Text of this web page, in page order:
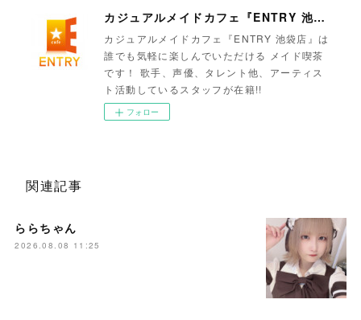
カジュアルメイドカフェ『ENTRY 池袋店』
カジュアルメイドカフェ『ENTRY 池袋店』は
誰でも気軽に楽しんでいただける メイド喫茶
です！ 歌手、声優、タレント他、アーティス
ト活動しているスタッフが在籍!!
フォロー
関連記事
ららちゃん
2026.08.08 11:25